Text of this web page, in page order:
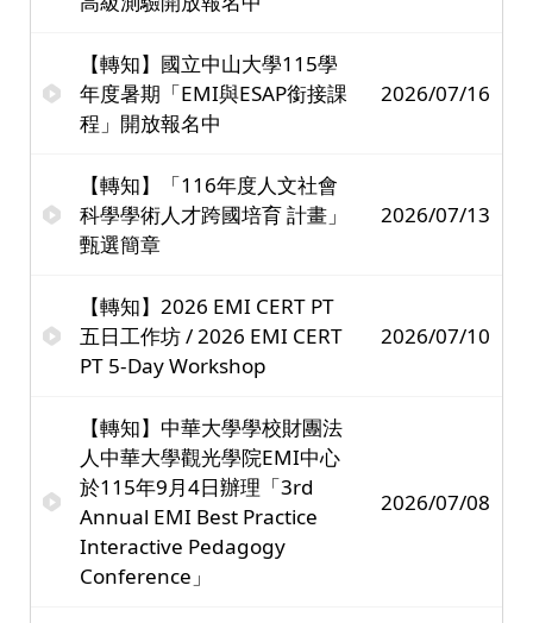
【轉知】國立中山大學115學
年度暑期「EMI與ESAP銜接課
程」開放報名中
2026/07/16
【轉知】「116年度人文社會
科學學術人才跨國培育 計畫」
甄選簡章
2026/07/13
【轉知】2026 EMI CERT PT
五日工作坊 / 2026 EMI CERT
PT 5-Day Workshop
2026/07/10
【轉知】中華大學學校財團法
人中華大學觀光學院EMI中心
於115年9月4日辦理「3rd
Annual EMI Best Practice
Interactive Pedagogy
Conference」
2026/07/08